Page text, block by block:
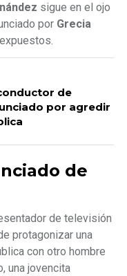
sigue en el ojo
por Grecia
de
por agredir
de
de televisión
protagonizar una
con otro hombre
una jovencita